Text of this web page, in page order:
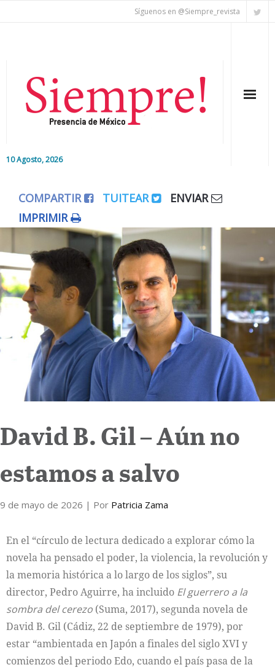
Síguenos en @Siempre_revista
10 Agosto, 2026
Editorial
Colaboradores
Internacional
Cultura
COMPARTIR TUITEAR
ENVIAR
IMPRIMIR
David B. Gil – Aún no
estamos a salvo
9 de mayo de 2026 | Por Patricia Zama
En el “círculo de lectura dedicado a explorar cómo la
novela ha pensado el poder, la violencia, la revolución y
la memoria histórica a lo largo de los siglos”, su
director, Pedro Aguirre, ha incluido El guerrero a la
sombra del cerezo (Suma, 2017), segunda novela de
David B. Gil (Cádiz, 22 de septiembre de 1979), por
estar “ambientada en Japón a finales del siglo XVI y
comienzos del periodo Edo, cuando el país pasa de la